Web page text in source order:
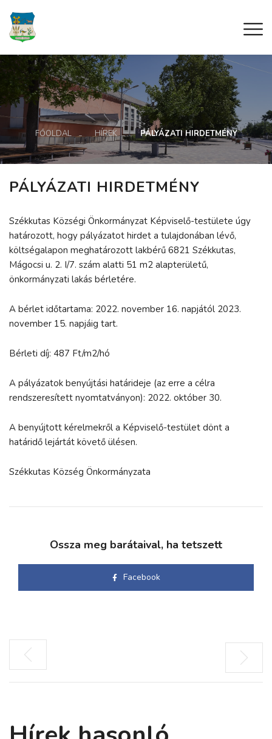
FŐOLDAL HÍREK PÁLYÁZATI HIRDETMÉNY
PÁLYÁZATI HIRDETMÉNY
Székkutas Községi Önkormányzat Képviselő-testülete úgy
határozott, hogy pályázatot hirdet a tulajdonában lévő,
költségalapon meghatározott lakbérű 6821 Székkutas,
Mágocsi u. 2. I/7. szám alatti 51 m2 alapterületű,
önkormányzati lakás bérletére.
A bérlet időtartama: 2022. november 16. napjától 2023.
november 15. napjáig tart.
Bérleti díj: 487 Ft/m2/hó
A pályázatok benyújtási határideje (az erre a célra
rendszeresített nyomtatványon): 2022. október 30.
A benyújtott kérelmekről a Képviselő-testület dönt a
határidő lejártát követő ülésen.
Székkutas Község Önkormányzata
Ossza meg barátaival, ha tetszett
Facebook